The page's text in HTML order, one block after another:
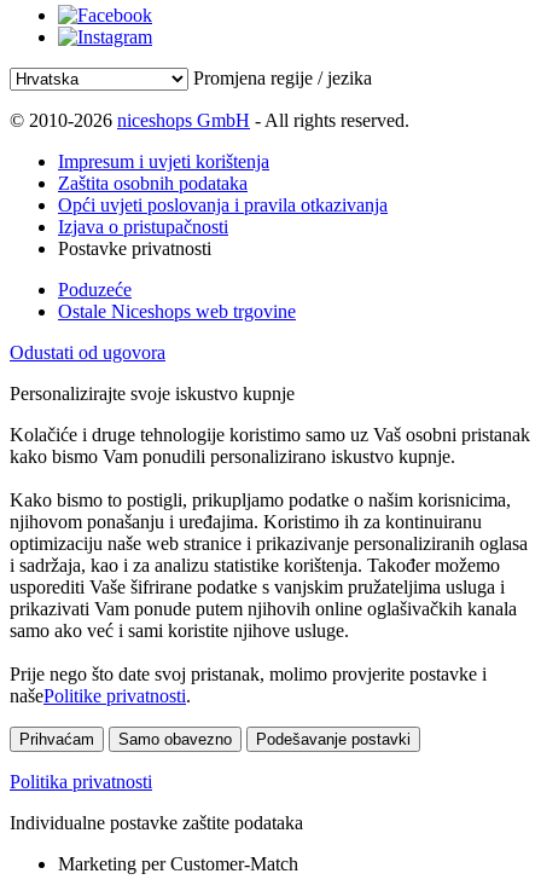
Promjena regije / jezika
© 2010-2026 niceshops GmbH - All rights reserved.
Impresum i uvjeti korištenja
Zaštita osobnih podataka
Opći uvjeti poslovanja i pravila otkazivanja
Izjava o pristupačnosti
Postavke privatnosti
Poduzeće
Ostale Niceshops web trgovine
Odustati od ugovora
Personalizirajte svoje iskustvo kupnje
Kolačiće i druge tehnologije koristimo samo uz Vaš osobni pristanak
kako bismo Vam ponudili personalizirano iskustvo kupnje.
Kako bismo to postigli, prikupljamo podatke o našim korisnicima,
njihovom ponašanju i uređajima. Koristimo ih za kontinuiranu
optimizaciju naše web stranice i prikazivanje personaliziranih oglasa
i sadržaja, kao i za analizu statistike korištenja. Također možemo
usporediti Vaše šifrirane podatke s vanjskim pružateljima usluga i
prikazivati Vam ponude putem njihovih online oglašivačkih kanala
samo ako već i sami koristite njihove usluge.
Prije nego što date svoj pristanak, molimo provjerite postavke i
našePolitike privatnosti.
Prihvaćam Samo obavezno Podešavanje postavki
Politika privatnosti
Individualne postavke zaštite podataka
Marketing per Customer-Match